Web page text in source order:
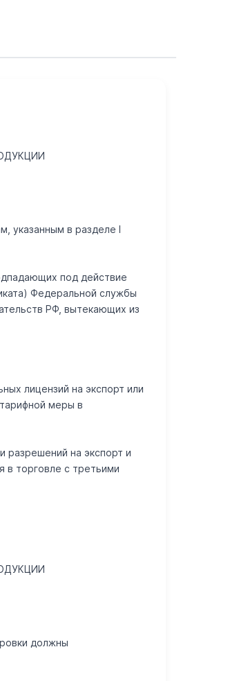
указанным в разделе I
под действие
Федеральной службы
РФ, вытекающих из
лицензий на экспорт или
меры в
разрешений на экспорт и
в торговле с третьими
должны